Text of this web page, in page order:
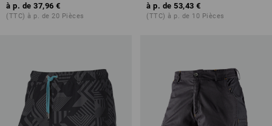
à p. de 37,96 €
(TTC) à p. de 20 Pièces
à p. de 53,43 €
(TTC) à p. de 10 Pièces